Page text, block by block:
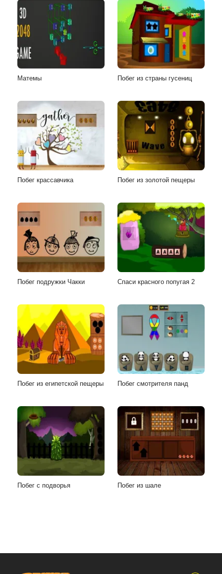
Матемы Побег из страны гусениц
Побег крассавчика Побег из золотой пещеры
Побег подружки Чакки Спаси красного попугая 2
Побег из египетской пещеры Побег смотрителя панд
Побег с подворья Побег из шале